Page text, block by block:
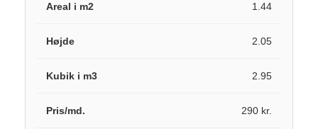
1.44
2.05
2.95
290 kr.